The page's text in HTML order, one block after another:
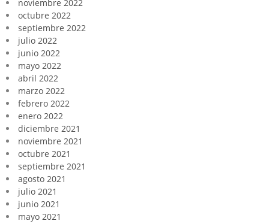
noviembre 2022
octubre 2022
septiembre 2022
julio 2022
junio 2022
mayo 2022
abril 2022
marzo 2022
febrero 2022
enero 2022
diciembre 2021
noviembre 2021
octubre 2021
septiembre 2021
agosto 2021
julio 2021
junio 2021
mayo 2021